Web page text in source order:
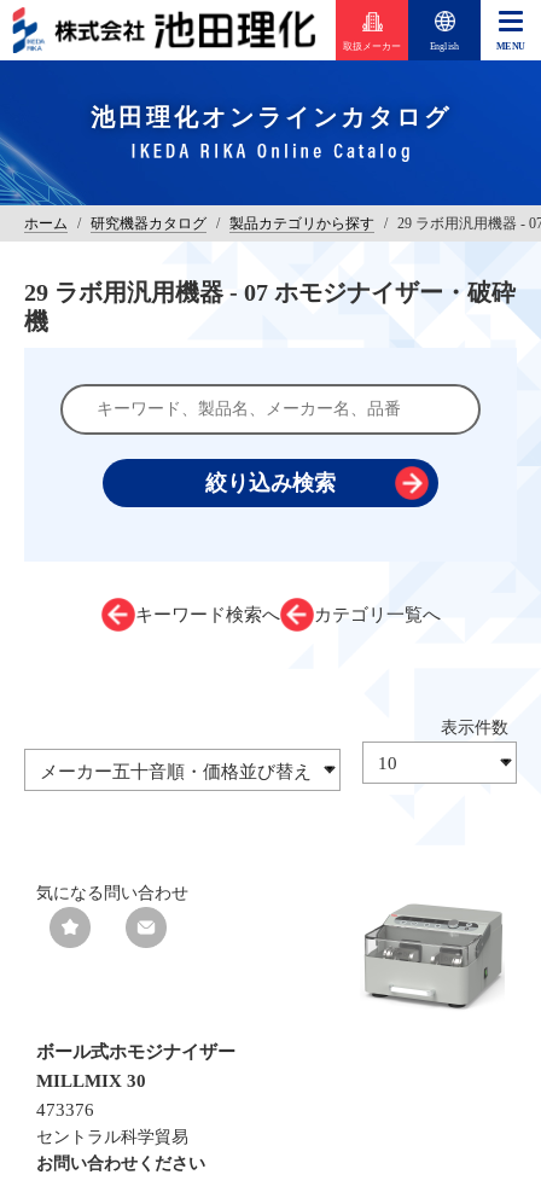
取扱メーカー English
池田理化オンラインカタログ
ホーム / 研究機器カタログ / 製品カテゴリから探す / 29 ラボ用汎用機器 -
29 ラボ用汎用機器 - 07 ホモジナイザー・破砕
機
キーワード検索へ カテゴリ一覧へ
気になる 問い合わせ
ボール式ホモジナイザー
MILLMIX 30
473376
セントラル科学貿易
お問い合わせください